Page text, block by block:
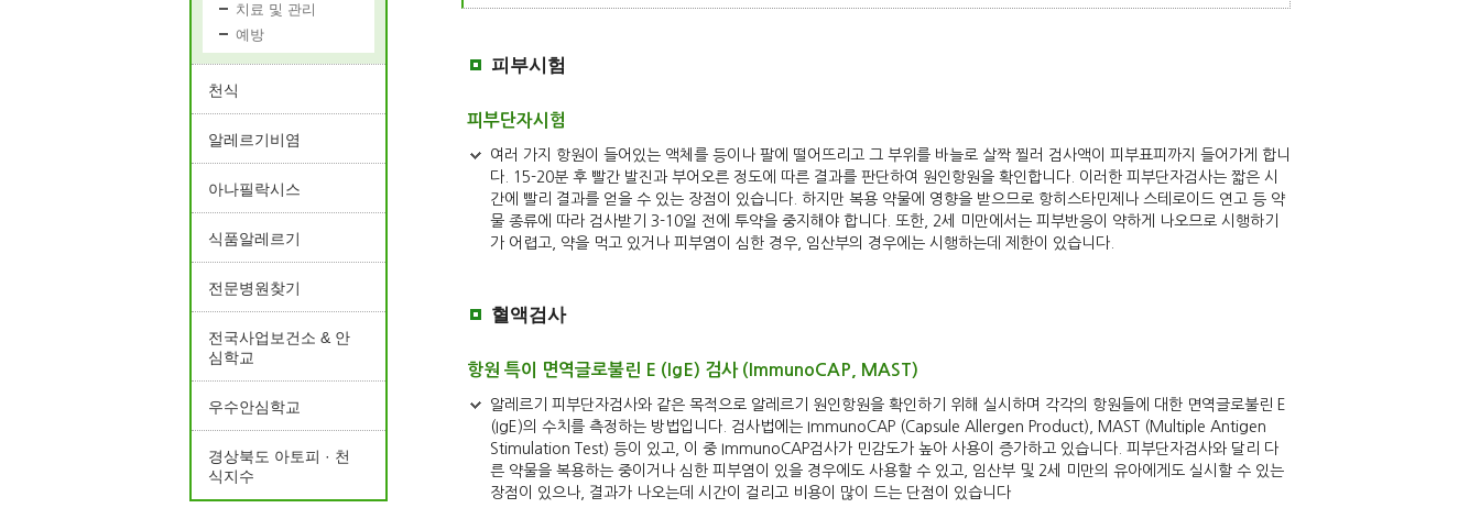
치료 및 관리
예방
천식
알레르기비염
아나필락시스
식품알레르기
전문병원찾기
전국사업보건소 & 안
심학교
우수안심학교
경상북도 아토피 · 천
식지수
피부시험
피부단자시험
여러 가지 항원이 들어있는 액체를 등이나 팔에 떨어뜨리고 그 부위를 바늘로 살짝 찔러 검사액이 피부표피까지 들어가게 합니
다. 15-20분 후 빨간 발진과 부어오른 정도에 따른 결과를 판단하여 원인항원을 확인합니다. 이러한 피부단자검사는 짧은 시
간에 빨리 결과를 얻을 수 있는 장점이 있습니다. 하지만 복용 약물에 영향을 받으므로 항히스타민제나 스테로이드 연고 등 약
물 종류에 따라 검사받기 3-10일 전에 투약을 중지해야 합니다. 또한, 2세 미만에서는 피부반응이 약하게 나오므로 시행하기
가 어렵고, 약을 먹고 있거나 피부염이 심한 경우, 임산부의 경우에는 시행하는데 제한이 있습니다.
혈액검사
항원 특이 면역글로불린 E (IgE) 검사 (ImmunoCAP, MAST)
알레르기 피부단자검사와 같은 목적으로 알레르기 원인항원을 확인하기 위해 실시하며 각각의 항원들에 대한 면역글로불린 E
(IgE)의 수치를 측정하는 방법입니다. 검사법에는 ImmunoCAP (Capsule Allergen Product), MAST (Multiple Antigen
Stimulation Test) 등이 있고, 이 중 ImmunoCAP검사가 민감도가 높아 사용이 증가하고 있습니다. 피부단자검사와 달리 다
른 약물을 복용하는 중이거나 심한 피부염이 있을 경우에도 사용할 수 있고, 임산부 및 2세 미만의 유아에게도 실시할 수 있는
장점이 있으나, 결과가 나오는데 시간이 걸리고 비용이 많이 드는 단점이 있습니다